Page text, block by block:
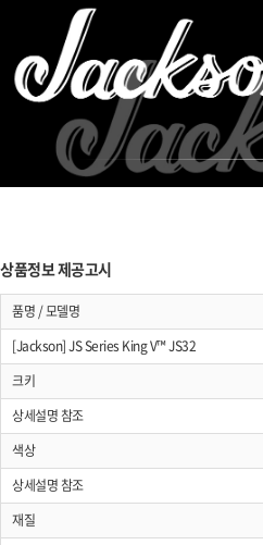
상품정보 제공고시
품명 / 모델명
[Jackson] JS Series King V™ JS32
크키
상세설명 참조
색상
상세설명 참조
재질